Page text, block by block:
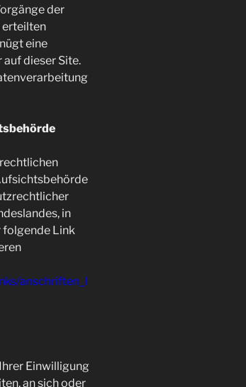
der
erteilten
eine
dieser Site.
in
folgende Link
anschriften_l
Einwilligung
an sich oder